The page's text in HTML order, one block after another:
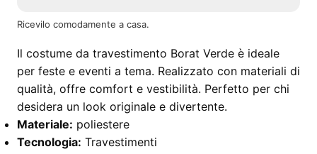
Ricevilo comodamente a casa.
Il costume da travestimento Borat Verde è ideale
per feste e eventi a tema. Realizzato con materiali di
qualità, offre comfort e vestibilità. Perfetto per chi
desidera un look originale e divertente.
Materiale: poliestere
Tecnologia: Travestimenti